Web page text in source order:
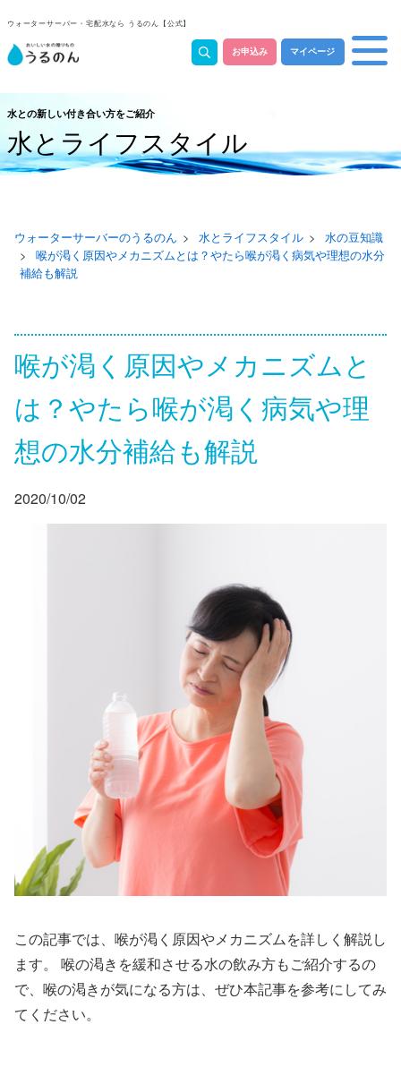
ウォーターサーバー・宅配水なら うるのん【公式】
お申込み マイページ
水との新しい付き合い方をご紹介
水とライフスタイル
ウォーターサーバーのうるのん 水とライフスタイル
水の豆知識
喉が渇く原因やメカニズムとは？やたら喉が渇く病気や理想の水分
補給も解説
喉が渇く原因やメカニズムと
は？やたら喉が渇く病気や理
想の水分補給も解説
2020/10/02
この記事では、喉が渇く原因やメカニズムを詳しく解説し
ます。 喉の渇きを緩和させる水の飲み方もご紹介するの
で、喉の渇きが気になる方は、ぜひ本記事を参考にしてみ
てください。